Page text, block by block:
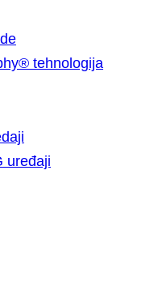
tehnologija
uređaji